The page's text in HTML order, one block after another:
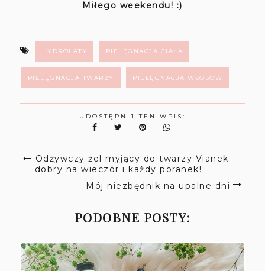
Miłego weekendu! :)
HYDROLATY PIELĘGNACJA CIAŁA
PIELĘGNACJA TWARZY PIELĘGNACJA WŁOSÓW
UDOSTĘPNIJ TEN WPIS:
Odżywczy żel myjący do twarzy Vianek
dobry na wieczór i każdy poranek!
Mój niezbędnik na upalne dni
PODOBNE POSTY: